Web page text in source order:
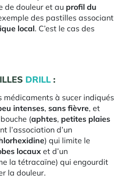
de douleur et au profil du
des pastilles associant
local. C’est le cas des
DRILL :
médicaments à sucer indiqués
intenses, sans fièvre, et
(aphtes, petites plaies
l’association d’un
) qui limite le
locauxet d’un
la tétracaïne) qui engourdit
la douleur.​